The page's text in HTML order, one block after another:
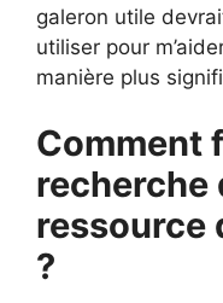
galeron utile
utiliser pour
manière plus
Comment
recherche
ressource
?